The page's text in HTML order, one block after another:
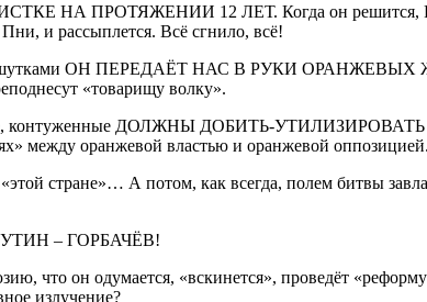
НА ПРОТЯЖЕНИИ 12 ЛЕТ. Когда он решится,
и рассыплется. Всё сгнило, всё!
ОН ПЕРЕДАЁТ НАС В РУКИ ОРАНЖЕВЫХ
«товарищу волку».
контуженные ДОЛЖНЫ ДОБИТЬ-
между оранжевой властью и оранжевой
стране»… А потом, как всегда, полем битвы
ПУТИН – ГОРБАЧЁВ!
что он одумается, «вскинется», проведёт
излучение?